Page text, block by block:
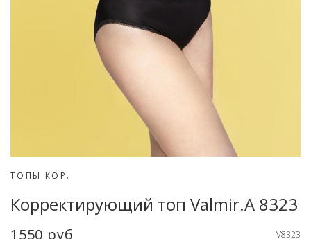
ТОПЫ КОР.
Корректирующий топ Valmir.A 8323
1550 руб V8323